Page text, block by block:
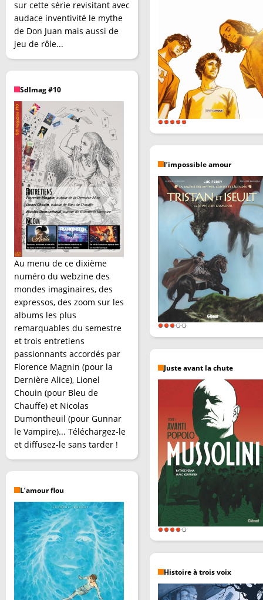
sur cette série revisitant avec
audace inventivité le mythe
de Don Juan mais aussi de
jeu de rôle...
SdImag #10
Au menu de ce dixième
numéro du webzine des
mondes imaginaires, des
expressos, des zoom sur les
albums les plus
remarquables du semestre
et trois entretiens
passionnants accordés par
Florence Magnin (pour la
Dernière Alice), Lionel
Chouin (pour Bleu de
Chauffe) et Nicolas
Dumontheuil (pour Gunnar
le Vampire)... Téléchargez-le
et diffusez-le sans tarder !
L’amour flou
l’impossible amour
Juste avant la chute
Histoire à trois voix